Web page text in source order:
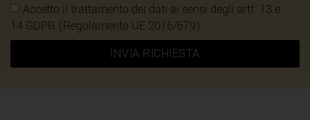
Accetto il trattamento dei dati ai sensi degli artt. 13 e
14 GDPR (Regolamento UE 2016/679)
INVIA RICHIESTA